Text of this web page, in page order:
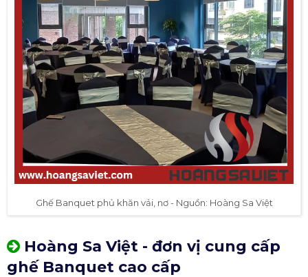
Ghế Banquet phủ khăn vải, nơ - Nguồn: Hoàng Sa Việt
Hoàng Sa Việt - đơn vị cung cấp
ghế Banquet cao cấp